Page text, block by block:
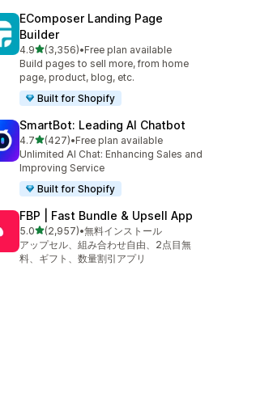
EComposer Landing Page
Builder
4.95つ星中
(3,356)
合計レビュー数：3356件
•Free plan available
Build pages to sell more, from home
page, product, blog, etc.
Built for Shopify
SmartBot: Leading AI Chatbot
4.75つ星中
(427)
合計レビュー数：427件
•Free plan available
Unlimited AI Chat: Enhancing Sales and
Improving Service
Built for Shopify
FBP | Fast Bundle & Upsell App
5.05つ星中
(2,957)
合計レビュー数：2957件
•無料インストール
アップセル、組み合わせ自由、2点目無
料、ギフト、数量割引アプリ